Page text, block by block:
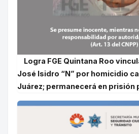
Logra FGE Quintana Roo
José Isidro “N” por homicidio
Juárez; permanecerá en prisión